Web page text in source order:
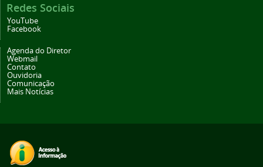
Redes Sociais
YouTube
Facebook
Agenda do Diretor
Webmail
Contato
Ouvidoria
Comunicação
Mais Notícias